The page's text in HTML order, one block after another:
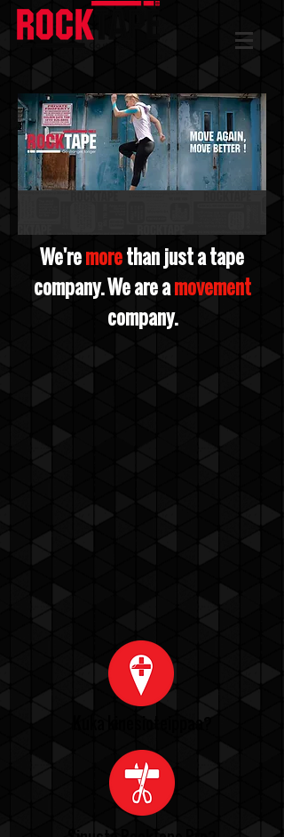
We'remorethan just a tape
company. We are amovement
company.